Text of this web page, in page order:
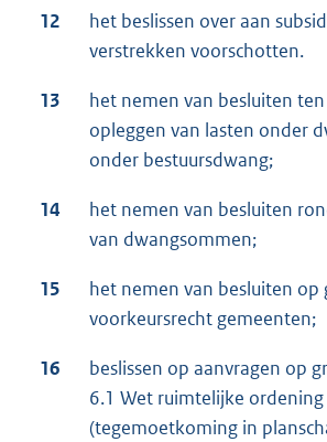
12
het beslissen over aan
verstrekken voorschotten.
13
het nemen van besluiten
opleggen van lasten onder
onder bestuursdwang;
14
het nemen van besluiten
van dwangsommen;
15
het nemen van besluiten op
voorkeursrecht gemeenten;
16
beslissen op aanvragen op
6.1 Wet ruimtelijke ordening
(tegemoetkoming in